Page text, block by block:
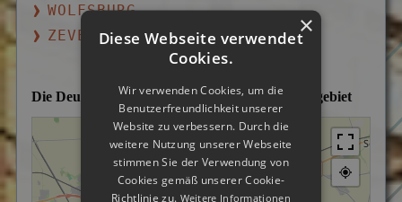
WOLFSBURG
ZEVEN
Die Deutsche Detektei im Hildesheimer Einsatzgebiet
×
Diese Webseite verwendet
Cookies.
Wir verwenden Cookies, um die
Benutzerfreundlichkeit unserer
Website zu verbessern. Durch die
weitere Nutzung unserer Webseite
stimmen Sie der Verwendung von
Cookies gemäß unserer Cookie-
Richtlinie zu. Weitere Informationen